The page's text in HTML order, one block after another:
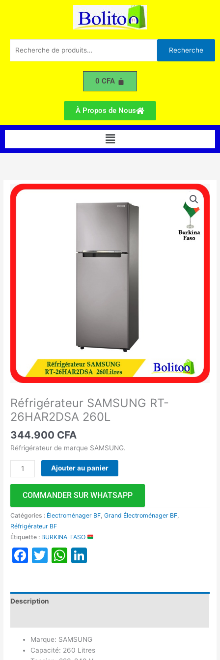
pour :
Recherche
0CFA
À Propos de Nous
Menu
Réfrigérateur SAMSUNG RT-
26HAR2DSA 260L
344.900 CFA
Réfrigérateur de marque SAMSUNG.
quantité
de
Ajouter au panier
COMMANDER SUR WHATSAPP
Catégories : Électroménager BF ,Grand Électroménager BF
Réfrigérateur BF
Étiquette : BURKINA-FASO
Facebook
TwitterWhatsApp
Description
Marque: SAMSUNG
Capacité: 260 Litres